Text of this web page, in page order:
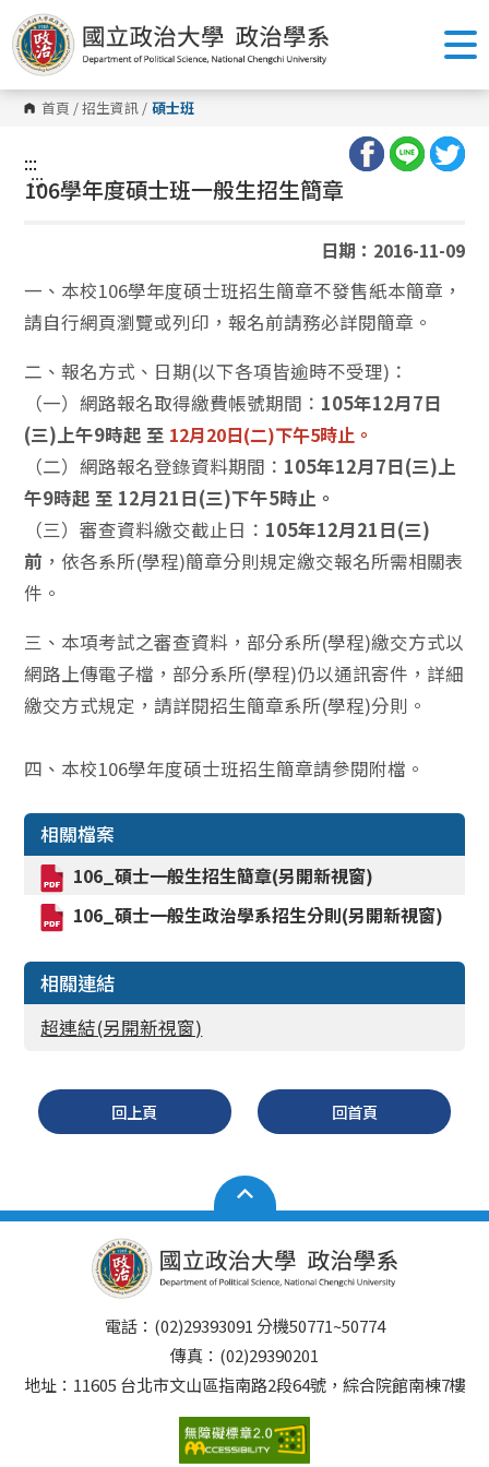
跳
到
主
要
內
容
區 首頁 /招生資訊 / 碩士班
:::
:::
106學年度碩士班一般生招生簡章
日期：2016-11-09
一、本校106學年度碩士班招生簡章不發售紙本簡章，
請自行網頁瀏覽或列印，報名前請務必詳閱簡章。
二、報名方式、日期(以下各項皆逾時不受理)：
（一）網路報名取得繳費帳號期間： 105年12月7日
(三)上午9時起 至 12月20日(二)下午5時止。
（二）網路報名登錄資料期間： 105年12月7日(三)上
午9時起 至 12月21日(三)下午5時止。
（三）審查資料繳交截止日： 105年12月21日(三)
前 ，依各系所(學程)簡章分則規定繳交報名所需相關表
件。
三、本項考試之審查資料，部分系所(學程)繳交方式以
網路上傳電子檔，部分系所(學程)仍以通訊寄件，詳細
繳交方式規定，請詳閱招生簡章系所(學程)分則。
四、本校106學年度碩士班招生簡章請參閱附檔。
相關檔案
106_碩士一般生招生簡章(另開新視窗)
106_碩士一般生政治學系招生分則(另開新視窗)
相關連結
超連結(另開新視窗)
回上頁 回首頁
電話：(02)29393091 分機50771~50774
傳真：(02)29390201
地址：11605 台北市文山區指南路2段64號，綜合院館南棟7樓